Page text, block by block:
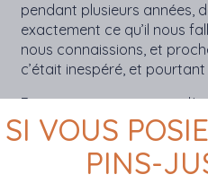
pendant plusieurs années,
exactement ce qu’il nous
nous connaissions, et
c’était inespéré, et
Et comme nous savions
avons levé l’option d’achat
VOUS
PINS-